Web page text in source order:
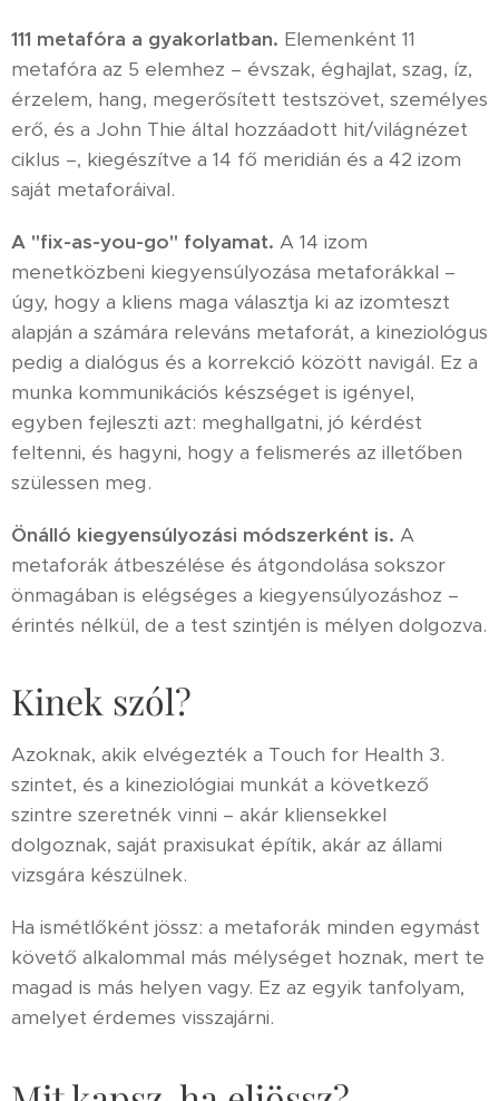
111 metafóra a gyakorlatban. Elemenként 11
metafóra az 5 elemhez – évszak, éghajlat, szag, íz,
érzelem, hang, megerősített testszövet, személyes
erő, és a John Thie által hozzáadott hit/világnézet
ciklus –, kiegészítve a 14 fő meridián és a 42 izom
saját metaforáival.
A "fix-as-you-go" folyamat. A 14 izom
menetközbeni kiegyensúlyozása metaforákkal –
úgy, hogy a kliens maga választja ki az izomteszt
alapján a számára releváns metaforát, a kineziológus
pedig a dialógus és a korrekció között navigál. Ez a
munka kommunikációs készséget is igényel,
egyben fejleszti azt: meghallgatni, jó kérdést
feltenni, és hagyni, hogy a felismerés az illetőben
szülessen meg.
Önálló kiegyensúlyozási módszerként is. A
metaforák átbeszélése és átgondolása sokszor
önmagában is elégséges a kiegyensúlyozáshoz –
érintés nélkül, de a test szintjén is mélyen dolgozva.
Kinek szól?
Azoknak, akik elvégezték a Touch for Health 3.
szintet, és a kineziológiai munkát a következő
szintre szeretnék vinni – akár kliensekkel
dolgoznak, saját praxisukat építik, akár az állami
vizsgára készülnek.
Ha ismétlőként jössz: a metaforák minden egymást
követő alkalommal más mélységet hoznak, mert te
magad is más helyen vagy. Ez az egyik tanfolyam,
amelyet érdemes visszajárni.